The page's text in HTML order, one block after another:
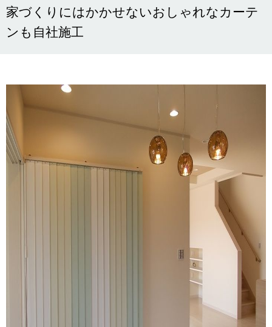
家づくりにはかかせないおしゃれなカーテ
ンも自社施工